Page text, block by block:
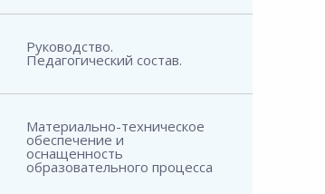
Руководство.
Педагогический состав.
Материально-техническое
обеспечение и
оснащенность
образовательного процесса